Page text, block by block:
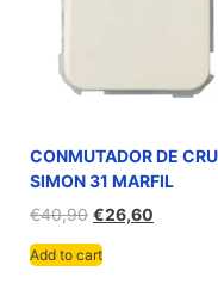
CONMUTADOR DE
SIMON 31 MARFIL
€40,90 €26,60
Add to cart